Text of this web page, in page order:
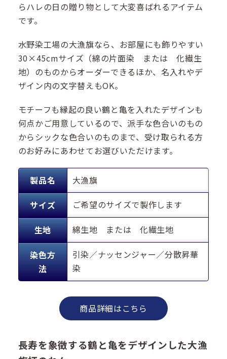
らハレの日の贈り物として大変喜ばれるアイテム
です。
水野染工場の大漁旗なら、お部屋にも飾りやすい
30×45cmサイズ（綿の片面染 または 化繊生
地）のものからオーダーできるほか、名入れやデ
ザイン内の文字替えもOK。
モチーフも縁起の良い鶴と亀を入れたデザインも
何点かご用意しているので、派手な色合いのもの
からシックな色合いのものまで、受け取られる方
のお好みにあわせてお選びいただけます。
製品名 大漁旗
サイズ ご希望のサイズで製作します
生地 綿生地 または 化繊生地
染色方
法
引染／ナッセンジャー／分散昇華
染
商品詳細はこちら
長寿を象徴する鶴と亀をデザインした大漁